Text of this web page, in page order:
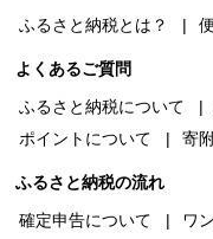
ふるさと納税とは？
よくあるご質問
ふるさと納税について
ポイントについて
寄
ふるさと納税の流れ
確定申告について
ワ